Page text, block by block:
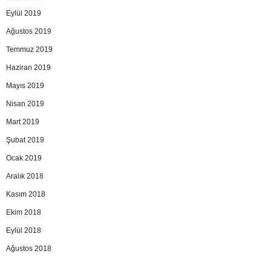
Eylül 2019
Ağustos 2019
Temmuz 2019
Haziran 2019
Mayıs 2019
Nisan 2019
Mart 2019
Şubat 2019
Ocak 2019
Aralık 2018
Kasım 2018
Ekim 2018
Eylül 2018
Ağustos 2018